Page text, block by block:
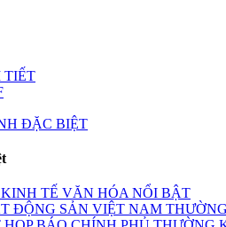
TIẾT
ĐẶC BIỆT
TẾ VĂN HÓA NỔI BẬT
ĐỘNG SẢN VIỆT NAM